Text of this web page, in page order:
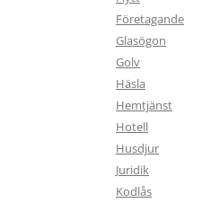
Företagande
Glasögon
Golv
Häsla
Hemtjänst
Hotell
Husdjur
Juridik
Kodlås